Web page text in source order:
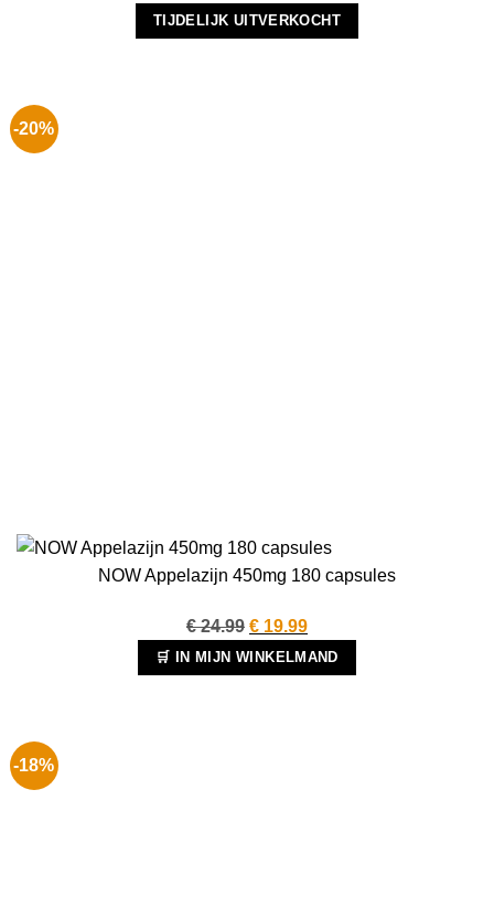
prijs
was:
prijs
is:
TIJDELIJK UITVERKOCHT
-20%
NOW Appelazijn 450mg 180 capsules
€24.99 Oorspronkelijke
prijs
was:
€ 19.99Huidige
prijs
is:
🛒 IN MIJN WINKELMAND
-18%